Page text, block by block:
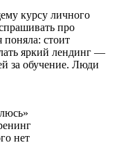
курсу личного
про
поняла: стоит
яркий лендинг —
за обучение. Люди
нет